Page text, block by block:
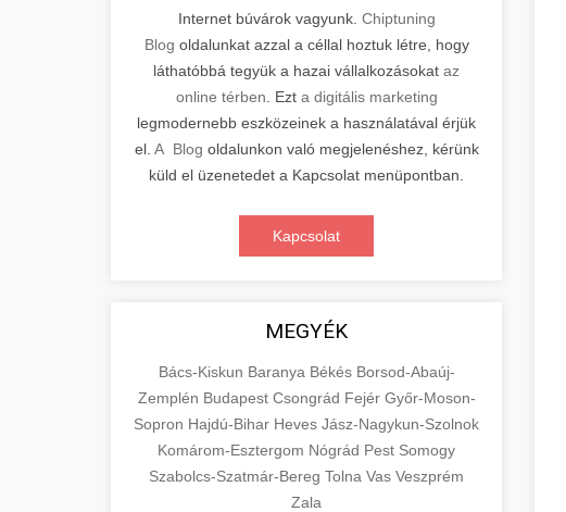
Internet búvárok vagyunk. Chiptuning
Blog oldalunkat azzal a céllal hoztuk létre, hogy
láthatóbbá tegyük a hazai vállalkozásokat az
online térben . Ezt a digitális marketing
legmodernebb eszközeinek a használatával érjük
el. A Blog oldalunkon való megjelenéshez, kérünk
küld el üzenetedet a Kapcsolat menüpontban.
Kapcsolat
MEGYÉK
Bács-Kiskun Baranya Békés Borsod-Abaúj-
Zemplén Budapest Csongrád Fejér Győr-Moson-
Sopron Hajdú-Bihar Heves Jász-Nagykun-Szolnok
Komárom-Esztergom Nógrád Pest Somogy
Szabolcs-Szatmár-Bereg Tolna Vas Veszprém
Zala